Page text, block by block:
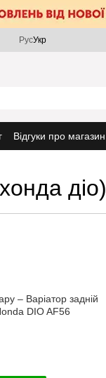
РусУкр
Відгуки про магазин
діо)